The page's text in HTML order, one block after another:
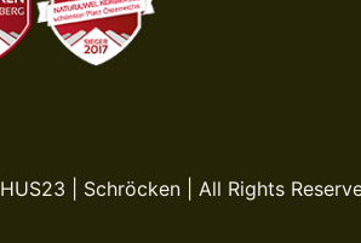
| Schröcken | All Rights